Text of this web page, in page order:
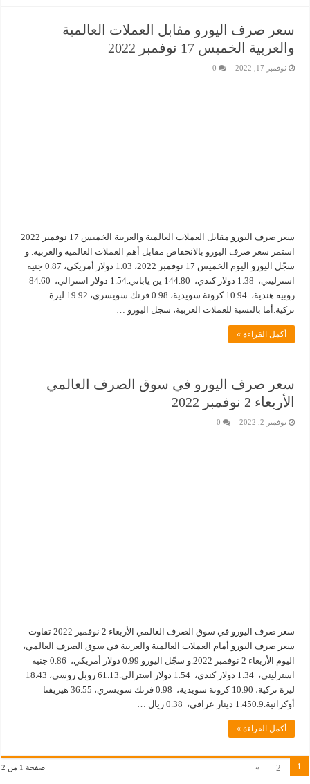
سعر صرف اليورو مقابل العملات العالمية
والعربية الخميس 17 نوفمبر 2022
نوفمبر 17, 2022 0
سعر صرف اليورو مقابل العملات العالمية والعربية الخميس 17 نوفمبر 2022
استمر سعر صرف اليورو بالانخفاض مقابل أهم العملات العالمية والعربية. و
سجّل اليورو اليوم الخميس 17 نوفمبر 2022، 1.03 دولار أمريكي، 0.87 جنيه
استرليني، 1.38 دولار كندي، 144.80 ين ياباني.1.54 دولار استرالي، 84.60
روبيه هندية، 10.94 كرونة سويدية، 0.98 فرنك سويسري، 19.92 ليرة
تركية.أما بالنسبة للعملات العربية، سجل اليورو …
أكمل القراءة »
سعر صرف اليورو في سوق الصرف العالمي
الأربعاء 2 نوفمبر 2022
نوفمبر 2, 2022 0
سعر صرف اليورو في سوق الصرف العالمي الأربعاء 2 نوفمبر 2022 تفاوت
سعر صرف اليورو أمام العملات العالمية والعربية في سوق الصرف العالمي،
اليوم الأربعاء 2 نوفمبر 2022.و سجّل اليورو 0.99 دولار أمريكي، 0.86 جنيه
استرليني، 1.34 دولار كندي، 1.54 دولار استرالي.61.13 روبل روسي، 18.43
ليرة تركية، 10.90 كرونة سويدية، 0.98 فرنك سويسري، 36.55 هيريفنا
أوكرانية.1.450.9 دينار عراقي، 0.38 ريال …
أكمل القراءة »
صفحة 1 من 2 1
2
»